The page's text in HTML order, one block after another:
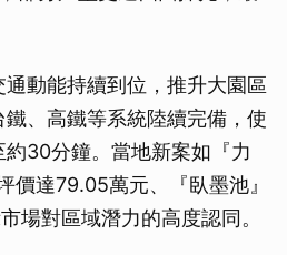
動能持續到位，推升大園區
、高鐵等系統陸續完備，使
30分鐘。當地新案如『力
價達79.05萬元、『臥墨池』
場對區域潛力的高度認同。